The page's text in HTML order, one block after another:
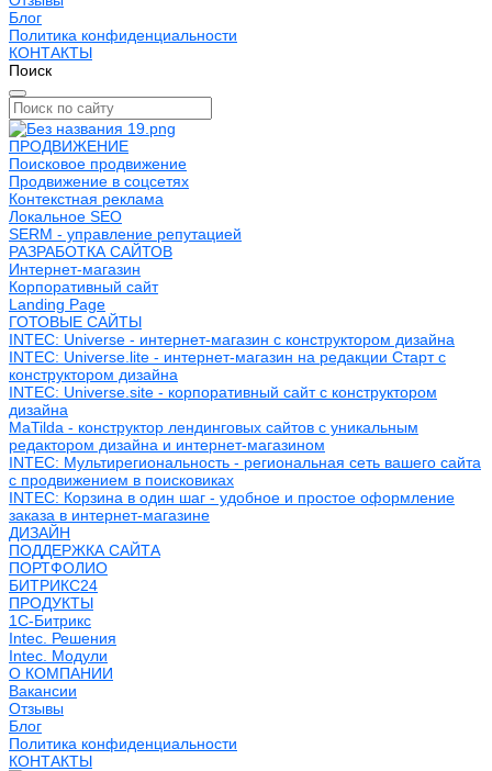
Блог
Политика конфиденциальности
КОНТАКТЫ
Поиск
ПРОДВИЖЕНИЕ
Поисковое продвижение
Продвижение в соцсетях
Контекстная реклама
Локальное SEO
SERM - управление репутацией
РАЗРАБОТКА САЙТОВ
Интернет-магазин
Корпоративный сайт
Landing Page
ГОТОВЫЕ САЙТЫ
INTEC: Universe - интернет-магазин с конструктором дизайна
INTEC: Universe.lite - интернет-магазин на редакции Старт с
конструктором дизайна
INTEC: Universe.site - корпоративный сайт с конструктором
дизайна
MaTilda - конструктор лендинговых сайтов с уникальным
редактором дизайна и интернет-магазином
INTEC: Мультирегиональность - региональная сеть вашего сайта
с продвижением в поисковиках
INTEC: Корзина в один шаг - удобное и простое оформление
заказа в интернет-магазине
ДИЗАЙН
ПОДДЕРЖКА САЙТА
ПОРТФОЛИО
БИТРИКС24
ПРОДУКТЫ
1С-Битрикс
Intec. Решения
Intec. Модули
О КОМПАНИИ
Вакансии
Отзывы
Блог
Политика конфиденциальности
КОНТАКТЫ